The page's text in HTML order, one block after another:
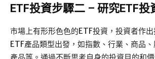
ETF投資步驟二 – 研究ETF投
市場上有形形色色的ETF投資，投資者作
ETF產品類型出發，如指數、行業、商品